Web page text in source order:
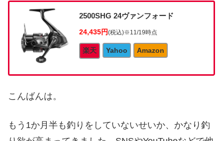
2500SHG 24ヴァンフォード
24,435円(税込)※11/19時点
楽天 Yahoo Amazon
こんばんは。
もう1か月半も釣りをしていないせいか、かなり釣